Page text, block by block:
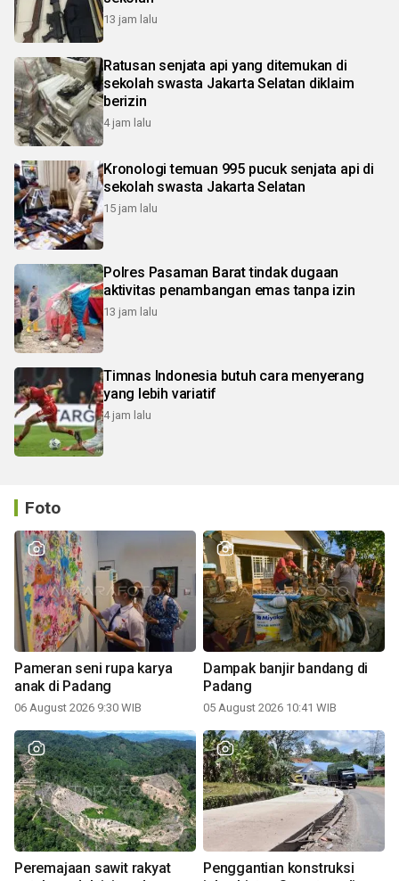
13 jam lalu
Ratusan senjata api yang ditemukan di
sekolah swasta Jakarta Selatan diklaim
berizin
4 jam lalu
Kronologi temuan 995 pucuk senjata api di
sekolah swasta Jakarta Selatan
15 jam lalu
Polres Pasaman Barat tindak dugaan
aktivitas penambangan emas tanpa izin
13 jam lalu
Timnas Indonesia butuh cara menyerang
yang lebih variatif
4 jam lalu
Foto
Pameran seni rupa karya
anak di Padang
06 August 2026 9:30 WIB
Dampak banjir bandang di
Padang
05 August 2026 10:41 WIB
Peremajaan sawit rakyat
Penggantian konstruksi